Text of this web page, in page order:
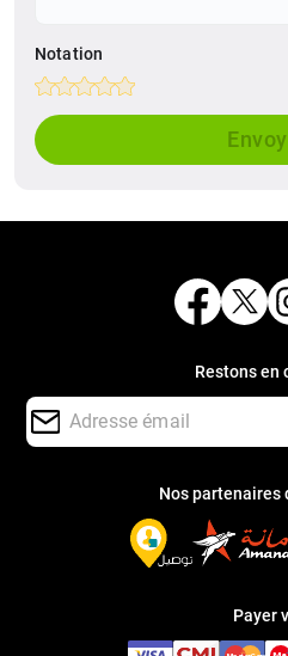
Notation
1 Star
2 Stars
3 Stars
4 Stars
5 Stars
Empty
Restons en
Nos partenaires
Payer